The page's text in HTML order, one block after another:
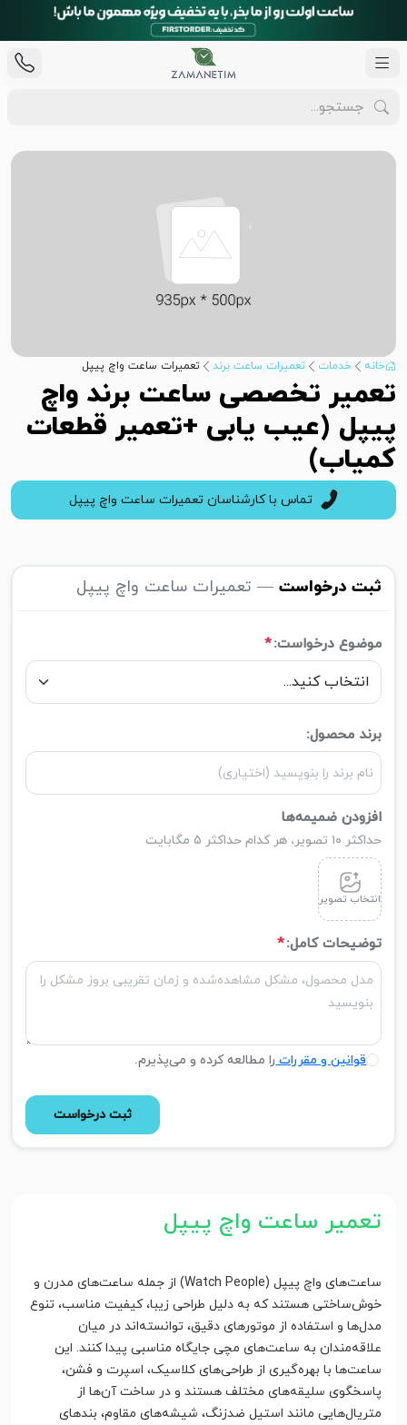
خانه خدمات تعمیرات ساعت برند تعمیرات ساعت واچ پیپل
تعمیر تخصصی ساعت برند واچ
پیپل (عیب یابی +تعمیر قطعات
کمیاب)
تماس با کارشناسان تعمیرات ساعت واچ پیپل
ثبت درخواست — تعمیرات ساعت واچ پیپل
موضوع درخواست:*
برند محصول:
افزودن ضمیمه‌ها
حداکثر ۱۰ تصویر، هر کدام حداکثر ۵ مگابایت
انتخاب تصویر
توضیحات کامل:*
قوانین و مقرراترا مطالعه کرده و می‌پذیرم.
ثبت درخواست
تعمیر ساعت واچ پیپل
ساعت‌های واچ پیپل (Watch People) از جمله ساعت‌های مدرن و
خوش‌ساختی هستند که به دلیل طراحی زیبا، کیفیت مناسب، تنوع
مدل‌ها و استفاده از موتورهای دقیق، توانسته‌اند در میان
علاقه‌مندان به ساعت‌های مچی جایگاه مناسبی پیدا کنند. این
ساعت‌ها با بهره‌گیری از طراحی‌های کلاسیک، اسپرت و فشن،
پاسخگوی سلیقه‌های مختلف هستند و در ساخت آن‌ها از
متریال‌هایی مانند استیل ضدزنگ، شیشه‌های مقاوم، بندهای